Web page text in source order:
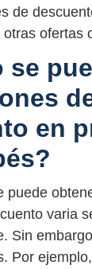
de
ofertas
se
en
puede
varia
Sin
Por